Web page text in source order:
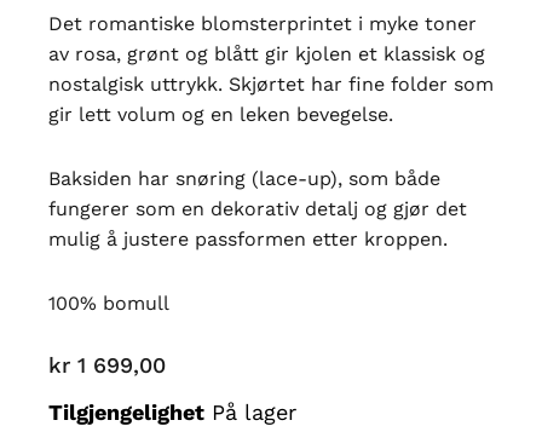
Det romantiske blomsterprintet i myke toner
av rosa, grønt og blått gir kjolen et klassisk og
nostalgisk uttrykk. Skjørtet har fine folder som
gir lett volum og en leken bevegelse.
Baksiden har snøring (lace-up), som både
fungerer som en dekorativ detalj og gjør det
mulig å justere passformen etter kroppen.
100% bomull
kr 1 699,00
Tilgjengelighet På lager
Vintage